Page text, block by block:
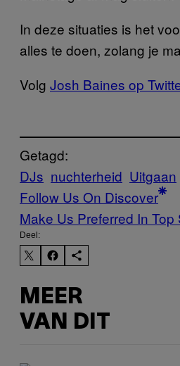
In deze situaties is het
alles te doen, zolang je
Volg Josh Baines op
Getagd:
DJs nuchterheid Uitgaan
Follow Us On Discover
Make Us Preferred In Top
Deel:
MEER
VAN DIT